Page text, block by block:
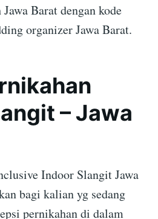
Barat dengan kode
organizer Jawa Barat.
– Jawa
Indoor Slangit Jawa
bagi kalian yg sedang
pernikahan di dalam